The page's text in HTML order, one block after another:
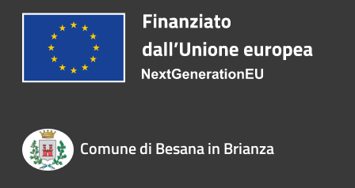
Comune di Besana in Brianza